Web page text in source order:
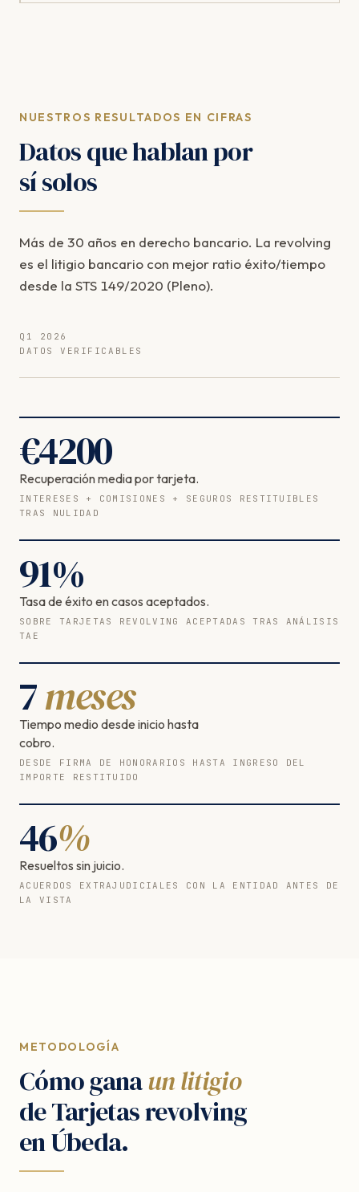
NUESTROS RESULTADOS EN CIFRAS
Datos que hablan por
sí solos
Más de 30 años en derecho bancario. La revolving
es el litigio bancario con mejor ratio éxito/tiempo
desde la STS 149/2020 (Pleno).
Q1 2026
DATOS VERIFICABLES
€4200
Recuperación media por tarjeta.
INTERESES + COMISIONES + SEGUROS RESTITUIBLES
TRAS NULIDAD
91%
Tasa de éxito en casos aceptados.
SOBRE TARJETAS REVOLVING ACEPTADAS TRAS ANÁLISIS
TAE
7meses
Tiempo medio desde inicio hasta
cobro.
DESDE FIRMA DE HONORARIOS HASTA INGRESO DEL
IMPORTE RESTITUIDO
46%
Resueltos sin juicio.
ACUERDOS EXTRAJUDICIALES CON LA ENTIDAD ANTES DE
LA VISTA
METODOLOGÍA
Cómo ganaun litigio
de Tarjetas revolving
en Úbeda.